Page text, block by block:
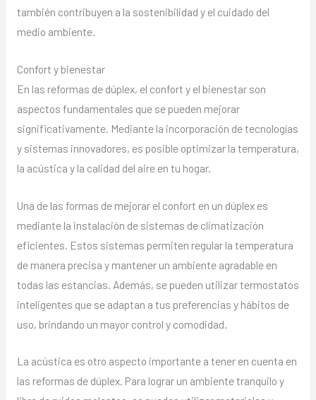
también contribuyen a la sostenibilidad y el cuidado del
medio ambiente.
Confort y bienestar
En las reformas de dúplex, el confort y el bienestar son
aspectos fundamentales que se pueden mejorar
significativamente. Mediante la incorporación de tecnologías
y sistemas innovadores, es posible optimizar la temperatura,
la acústica y la calidad del aire en tu hogar.
Una de las formas de mejorar el confort en un dúplex es
mediante la instalación de sistemas de climatización
eficientes. Estos sistemas permiten regular la temperatura
de manera precisa y mantener un ambiente agradable en
todas las estancias. Además, se pueden utilizar termostatos
inteligentes que se adaptan a tus preferencias y hábitos de
uso, brindando un mayor control y comodidad.
La acústica es otro aspecto importante a tener en cuenta en
las reformas de dúplex. Para lograr un ambiente tranquilo y